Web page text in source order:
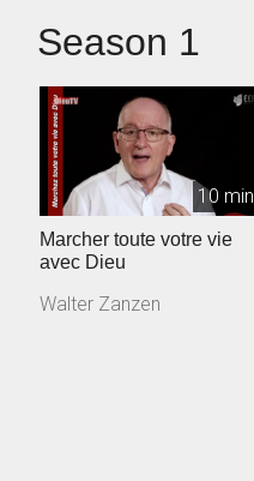
Season 1
10 min
Marcher toute votre vie
avec Dieu
Walter Zanzen